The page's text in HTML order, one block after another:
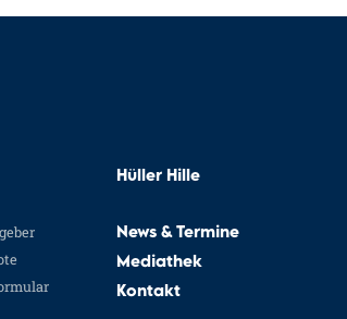
Hüller Hille
News & Termine
Mediathek
Kontakt